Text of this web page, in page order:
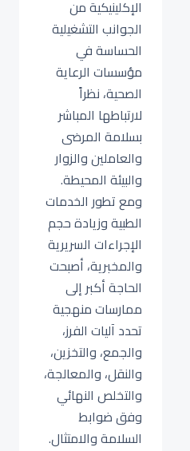
الإكلينيكية من
الجوانب التشغيلية
الحساسة في
مؤسسات الرعاية
الصحية، نظراً
لارتباطها المباشر
بسلامة المرضى
والعاملين والزوار
والبيئة المحيطة.
ومع تطور الخدمات
الطبية وزيادة حجم
الإجراءات السريرية
والمخبرية، أصبحت
الحاجة أكبر إلى
ممارسات منهجية
تحدد آليات الفرز،
والجمع، والتخزين،
والنقل، والمعالجة،
والتخلص النهائي
وفق ضوابط
السلامة والامتثال.